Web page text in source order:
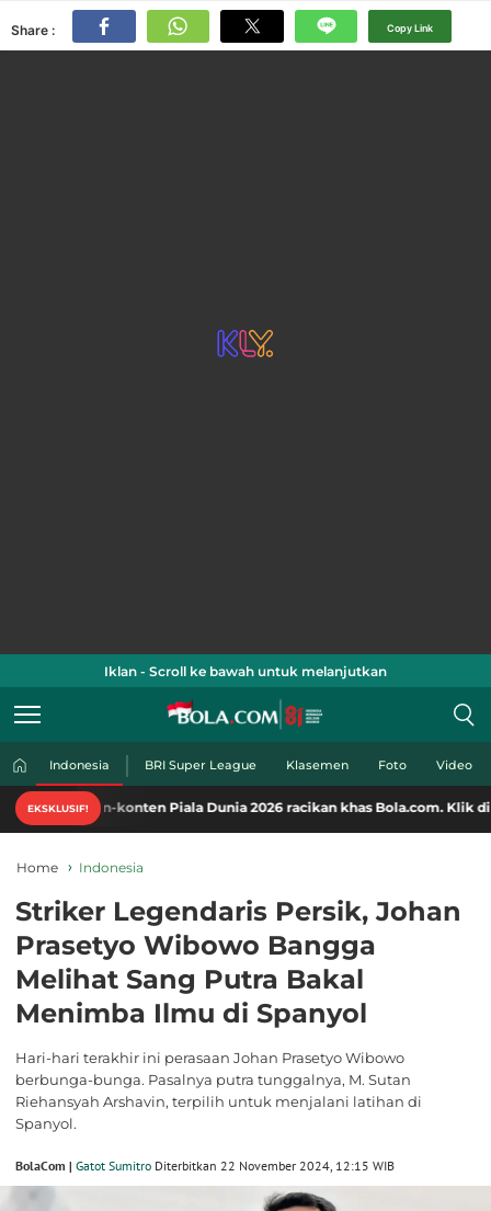
Share : Copy Link
Iklan - Scroll ke bawah untuk melanjutkan
Indonesia BRI Super League Klasemen Foto Video
EKSKLUSIF!
konten Piala Dunia 2026 racikan khas Bola.com. Klik di sini!
Home Indonesia
Striker Legendaris Persik, Johan
Prasetyo Wibowo Bangga
Melihat Sang Putra Bakal
Menimba Ilmu di Spanyol
Hari-hari terakhir ini perasaan Johan Prasetyo Wibowo
berbunga-bunga. Pasalnya putra tunggalnya, M. Sutan
Riehansyah Arshavin, terpilih untuk menjalani latihan di
Spanyol.
BolaCom | Gatot Sumitro Diterbitkan 22 November 2024, 12:15 WIB